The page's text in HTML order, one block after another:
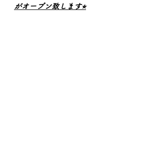
がオープン致します⭐︎